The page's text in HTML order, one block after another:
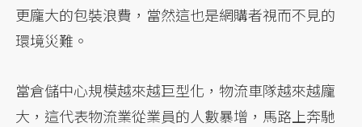
更龐大的包裝浪費，當然這也是網購者視而不見的
環境災難。
當倉儲中心規模越來越巨型化，物流車隊越來越龐
大，這代表物流業從業員的人數暴增，馬路上奔馳